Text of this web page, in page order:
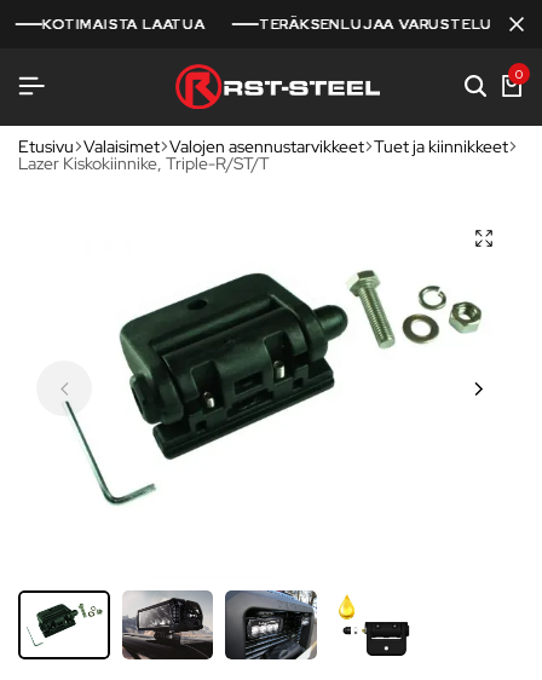
KOTIMAISTA LAATUA TERÄKSENLUJAA VARUSTELUA
KOTIMAISTA LAATUA TERÄKSENLUJAA VARUSTELUA
KOTIMAISTA LAATUA TERÄKSENLUJAA VARUSTELUA
0
Etusivu Valaisimet Valojen asennustarvikkeet Tuet ja kiinnikkeet
Lazer Kiskokiinnike, Triple-R/ST/T